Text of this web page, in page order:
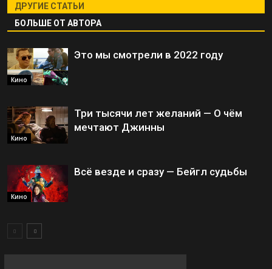
ДРУГИЕ СТАТЬИ
БОЛЬШЕ ОТ АВТОРА
Кино
Это мы смотрели в 2022 году
Кино
Три тысячи лет желаний — О чём
мечтают Джинны
Кино
Всё везде и сразу — Бейгл судьбы